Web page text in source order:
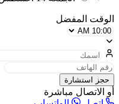
الوقت المفضل
حجز استشارة
أو الاتصال مباشرة